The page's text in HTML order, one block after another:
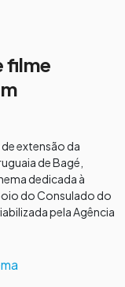
filme
extensão da
de Bagé,
dedicada à
do Consulado do
pela Agência